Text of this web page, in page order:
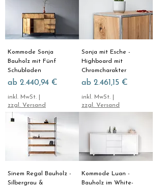
Kommode Sonja
Bauholz mit Fünf
Schubladen
ab 2.440,94 €
Sale-Preis
inkl. MwSt.
zzgl. Versand
Sonja mit Esche -
Highboard mit
Chromcharakter
ab 2.461,15 €
Sale-Preis
inkl. MwSt.
zzgl. Versand
Sinem Regal Bauholz -
Silbergrau &
Kommode Luan -
Bauholz im White-